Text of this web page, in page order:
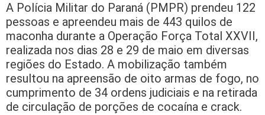
A Polícia Militar do Paraná (PMPR) prendeu 122
pessoas e apreendeu mais de 443 quilos de
maconha durante a Operação Força Total XXVII,
realizada nos dias 28 e 29 de maio em diversas
regiões do Estado. A mobilização também
resultou na apreensão de oito armas de fogo, no
cumprimento de 34 ordens judiciais e na retirada
de circulação de porções de cocaína e crack.